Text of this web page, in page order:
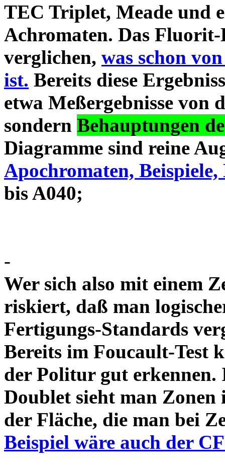
TEC Triplet, Meade und
Achromaten. Das
verglichen, was schon
ist. Bereits diese
etwa Meßergebnisse von
sondern Behauptungen
Diagramme sind reine
Apochromaten, Beispiele,
bis A040;
-
Wer sich also mit einem
riskiert, daß man
Fertigungs-Standards
Bereits im Foucault-Test
der Politur gut
Doublet sieht man Zonen
der Fläche, die man bei
Beispiel wäre auch der